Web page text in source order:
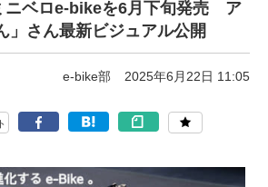
ニベロe-bikeを6月下旬発売 ア
」さん最新ビジュアル公開
e-bike部 2025年6月22日 11:05